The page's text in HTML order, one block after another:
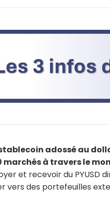
adossé au
à travers le
et recevoir du PYUSD
vers des portefeuilles